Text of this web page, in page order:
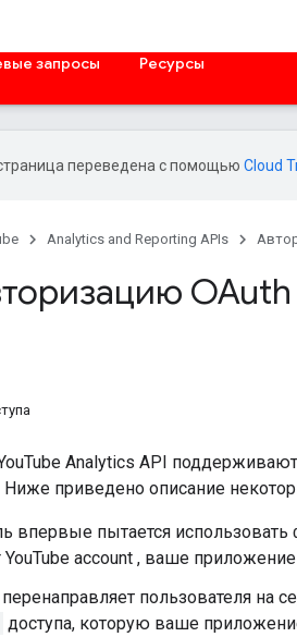
запросы Ресурсы
переведена с помощью Cloud
Analytics and Reporting APIs
OAuth
Analytics API поддерживают
Ниже приведено описание
впервые пытается
account , ваше приложение
пользователя на
доступа, которую ваше